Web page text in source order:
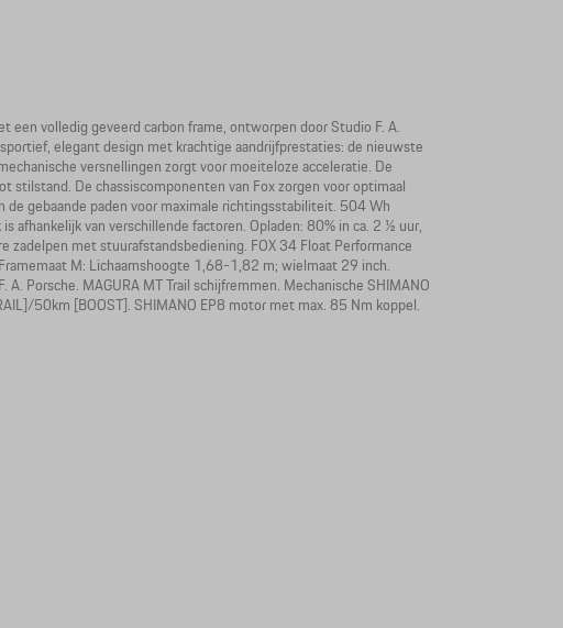
volledig geveerd carbon frame, ontworpen door Studio F. A.
elegant design met krachtige aandrijfprestaties: de nieuwste
versnellingen zorgt voor moeiteloze acceleratie. De
stilstand. De chassiscomponenten van Fox zorgen voor optimaal
gebaande paden voor maximale richtingsstabiliteit. 504 Wh
afhankelijk van verschillende factoren. Opladen: 80% in ca. 2 ½ uur,
zadelpen met stuurafstandsbediening. FOX 34 Float Performance
M: Lichaamshoogte 1,68-1,82 m; wielmaat 29 inch.
Porsche. MAGURA MT Trail schijfremmen. Mechanische SHIMANO
50km [BOOST]. SHIMANO EP8 motor met max. 85 Nm koppel.